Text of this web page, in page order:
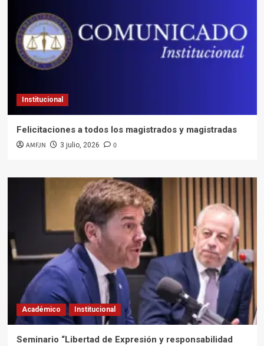
Institucional
Felicitaciones a todos los magistrados y magistradas
AMFJN 3 julio, 2026 0
Académico Institucional
Seminario “Libertad de Expresión y responsabilidad